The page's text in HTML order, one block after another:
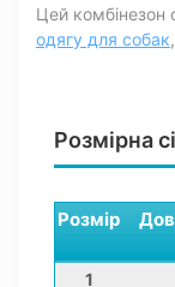
Цей комбінезон
одягу для собак
Розмірна
Розмір
1